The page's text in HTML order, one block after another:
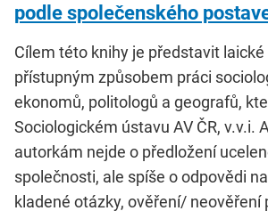
podle společenského
Cílem této knihy je představit
přístupným způsobem práci
ekonomů, politologů a geografů,
Sociologickém ústavu AV ČR, v.v.i.
autorkám nejde o předložení
společnosti, ale spíše o odpovědi
kladené otázky, ověření/ neověření